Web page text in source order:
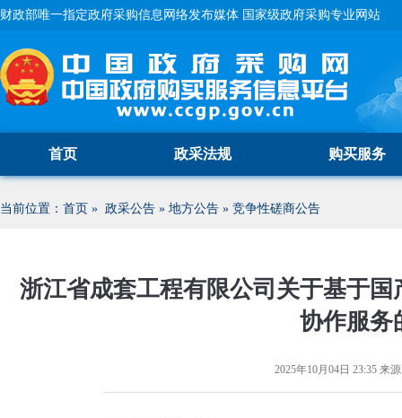
财政部唯一指定政府采购信息网络发布媒体 国家级政府采购专业网站
首页 政采法规 购买服务
当前位置： 首页 » 政采公告 » 地方公告 » 竞争性磋商公告
浙江省成套工程有限公司关于基于
协作服务
2025年10月04日 23:35 来